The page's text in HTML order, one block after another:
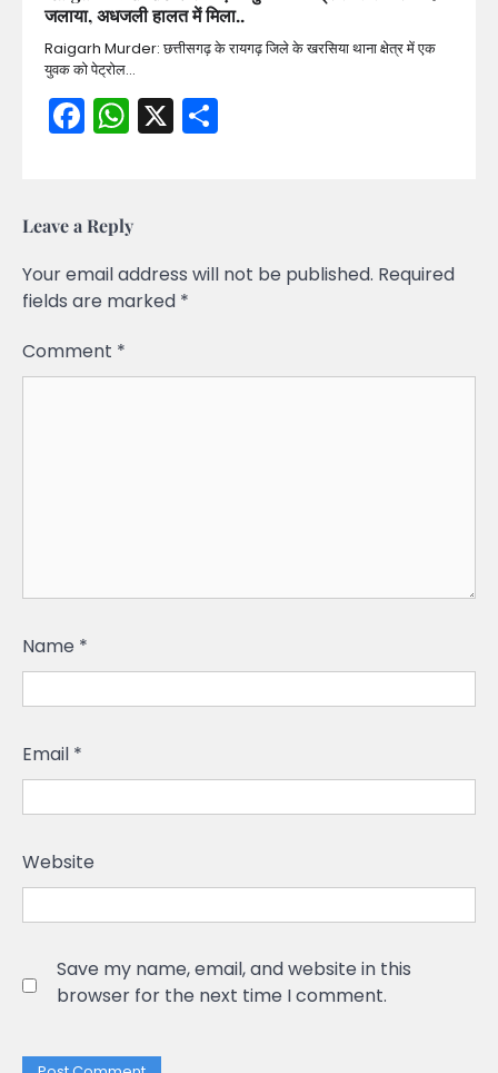
जलाया, अधजली हालत में मिला..
Raigarh Murder: छत्तीसगढ़ के रायगढ़ जिले के खरसिया थाना क्षेत्र में एक
युवक को पेट्रोल…
Facebook
WhatsApp
X
Leave a Reply
Your email address will not be published. Required
fields are marked *
Comment *
Name *
Email *
Website
Save my name, email, and website in this
browser for the next time I comment.